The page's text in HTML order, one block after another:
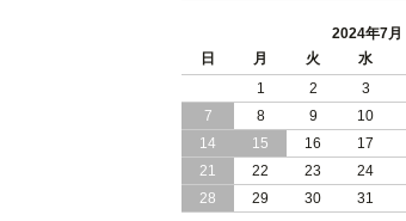
全長190cm ショー
量 収納力 の 跳ね
） 式 ベッド 横開き
2024/05/27
日本製 大容量 収
アップ 横開き ヘ
組立設置サービス
2024/05/21
日本製 大容量 収
2024年7月
日
月 火 水
1
2 3
7
8 9 10
14
15 16 17
21
22 23 24
28
29 30 31